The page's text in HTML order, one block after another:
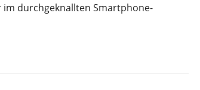
durchgeknallten Smartphone-